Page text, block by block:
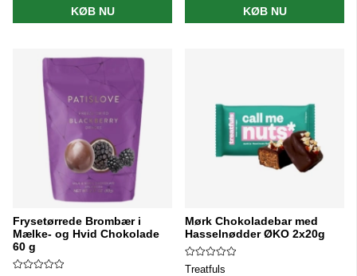
KØB NU KØB NU
Frysetørrede Brombær i
Mælke- og Hvid Chokolade
60 g
Mørk Chokoladebar med
Hasselnødder ØKO 2x20g
Treatfuls